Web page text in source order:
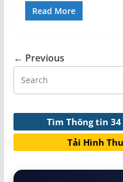
Read More
← Previous
Tìm Thông tin
Tải Hình